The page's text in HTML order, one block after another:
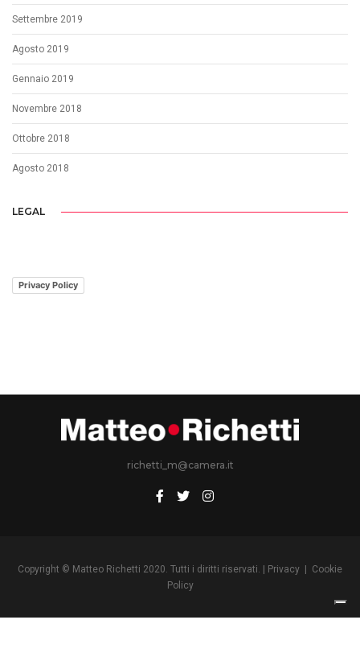
Settembre 2019
Agosto 2019
Gennaio 2019
Novembre 2018
Ottobre 2018
Agosto 2018
LEGAL
Privacy Policy
richetti_m@camera.it
Copyright © Matteo Richetti 2020. Tutti i diritti riservati. | Privacy | Cookie
Policy